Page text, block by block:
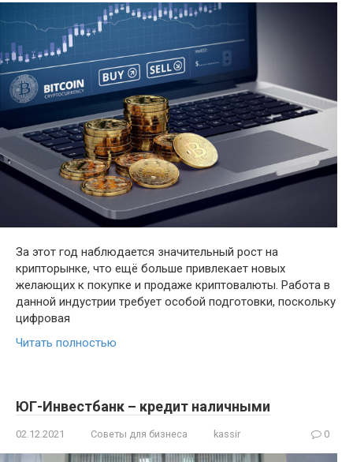
За этот год наблюдается значительный рост на
крипторынке, что ещё больше привлекает новых
желающих к покупке и продаже криптовалюты. Работа в
данной индустрии требует особой подготовки, поскольку
цифровая
Читать полностью
ЮГ-Инвестбанк – кредит наличными
02.12.2021 Советы для бизнеса kassir 0